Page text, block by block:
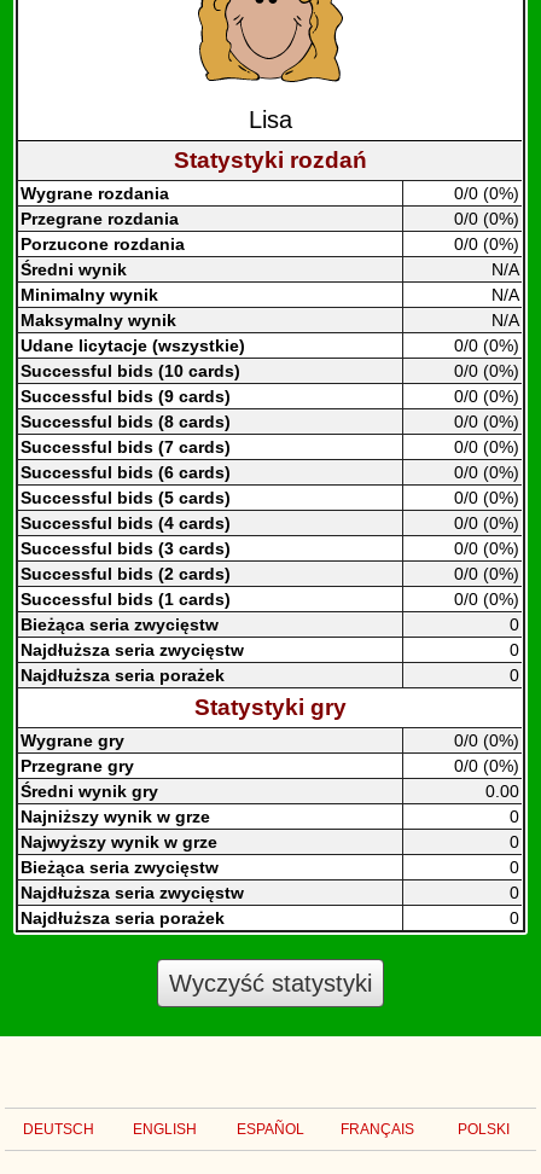
Lisa
Statystyki rozdań
Wygrane rozdania
0/0 (0%)
Przegrane rozdania
0/0 (0%)
Porzucone rozdania
0/0 (0%)
Średni wynik
N/A
Minimalny wynik
N/A
Maksymalny wynik
N/A
Udane licytacje (wszystkie)
0/0 (0%)
Successful bids (10 cards)
0/0 (0%)
Successful bids (9 cards)
0/0 (0%)
Successful bids (8 cards)
0/0 (0%)
Successful bids (7 cards)
0/0 (0%)
Successful bids (6 cards)
0/0 (0%)
Successful bids (5 cards)
0/0 (0%)
Successful bids (4 cards)
0/0 (0%)
Successful bids (3 cards)
0/0 (0%)
Successful bids (2 cards)
0/0 (0%)
Successful bids (1 cards)
0/0 (0%)
Bieżąca seria zwycięstw
0
Najdłuższa seria zwycięstw
0
Najdłuższa seria porażek
0
Statystyki gry
Wygrane gry
0/0 (0%)
Przegrane gry
0/0 (0%)
Średni wynik gry
0.00
Najniższy wynik w grze
0
Najwyższy wynik w grze
0
Bieżąca seria zwycięstw
0
Najdłuższa seria zwycięstw
0
Najdłuższa seria porażek
0
Wyczyść statystyki
DEUTSCH ENGLISH ESPAÑOL FRANÇAIS POLSKI